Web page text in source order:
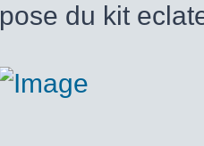
pose du kit